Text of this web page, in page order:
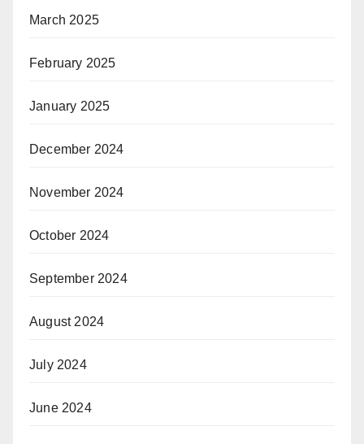
March 2025
February 2025
January 2025
December 2024
November 2024
October 2024
September 2024
August 2024
July 2024
June 2024